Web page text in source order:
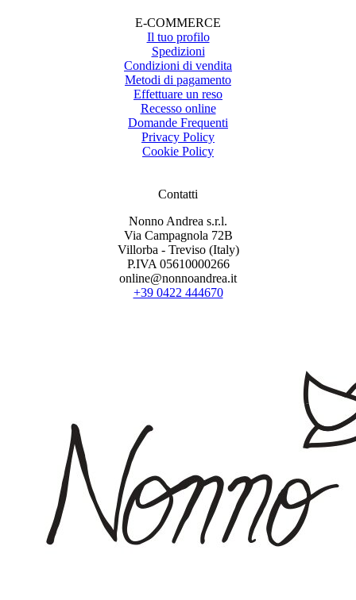
E-COMMERCE
Il tuo profilo
Spedizioni
Condizioni di vendita
Metodi di pagamento
Effettuare un reso
Recesso online
Domande Frequenti
Privacy Policy
Cookie Policy
Contatti
Nonno Andrea s.r.l.
Via Campagnola 72B
Villorba - Treviso (Italy)
P.IVA 05610000266
online@nonnoandrea.it
+39 0422 444670